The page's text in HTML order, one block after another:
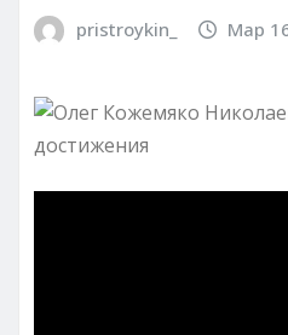
pristroykin_ Мар